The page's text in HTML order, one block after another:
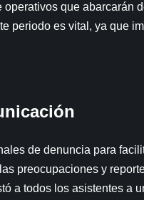
que abarcarán
periodo es vital, ya que
de denuncia para
preocupaciones y
a todos los asistentes a